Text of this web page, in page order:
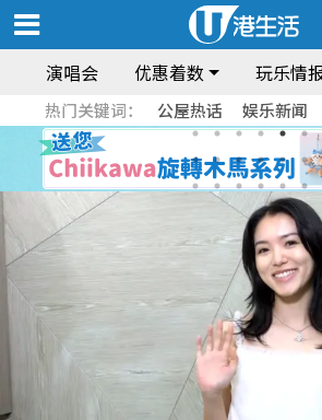
演唱会 优惠着数 玩乐情
热门关键词： 公屋热话 娱乐新闻